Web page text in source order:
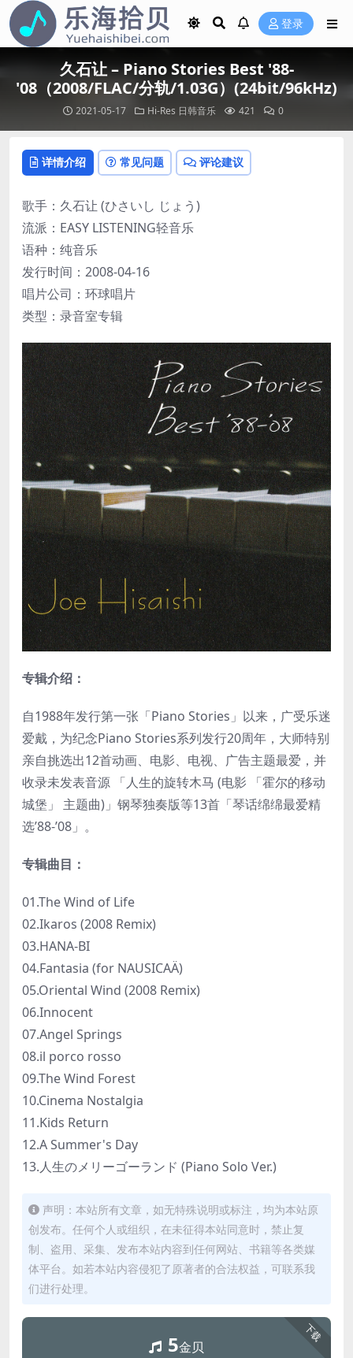
登录
久石让 – Piano Stories Best '88-
'08（2008/FLAC/分轨/1.03G）(24bit/96kHz)
2021-05-17 Hi-Res 日韩音乐 421 0
详情介绍 常见问题 评论建议
歌手：久石让 (ひさいし じょう)
流派：EASY LISTENING轻音乐
语种：纯音乐
发行时间：2008-04-16
唱片公司：环球唱片
类型：录音室专辑
专辑介绍：
自1988年发行第一张「Piano Stories」以来，广受乐迷
爱戴，为纪念Piano Stories系列发行20周年，大师特别
亲自挑选出12首动画、电影、电视、广告主题最爱，并
收录未发表音源 「人生的旋转木马 (电影 「霍尔的移动
城堡」 主题曲)」钢琴独奏版等13首「琴话绵绵最爱精
选’88-’08」。
专辑曲目：
01.The Wind of Life
02.Ikaros (2008 Remix)
03.HANA-BI
04.Fantasia (for NAUSICAÄ)
05.Oriental Wind (2008 Remix)
06.Innocent
07.Angel Springs
08.il porco rosso
09.The Wind Forest
10.Cinema Nostalgia
11.Kids Return
12.A Summer's Day
13.人生のメリーゴーランド (Piano Solo Ver.)
声明：本站所有文章，如无特殊说明或标注，均为本站原
创发布。任何个人或组织，在未征得本站同意时，禁止复
制、盗用、采集、发布本站内容到任何网站、书籍等各类媒
体平台。如若本站内容侵犯了原著者的合法权益，可联系我
们进行处理。
下载
5金贝